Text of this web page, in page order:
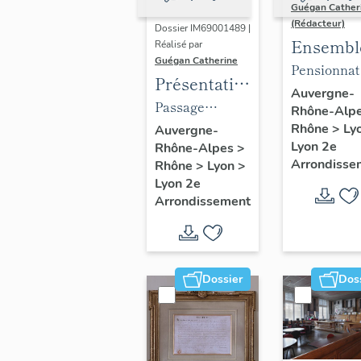
Dossier IM69001489 |
Réalisé par
Guégan Catherine
Présentation
du mobilier
du passage
de l'Argue
Passage
couvert dit
Passage de
l'Argue (partie
orientale)
Auvergne-
Rhône-Alpes>
Rhône > Lyon>
Lyon 2e
Arrondissement
Guégan
(Rédacteur)
du
du
Ampère
collège de
Trinité,
collège
Ampère et
centre de
GRETA
Ampère
Auvergne-
Rhône-
Rhône >
Lyon 2e
Dossier